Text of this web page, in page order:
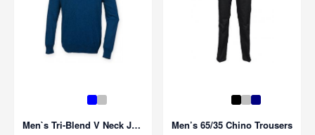
Men`s Tri-Blend V Neck Jumper Men’s 65/35 Chino Trousers